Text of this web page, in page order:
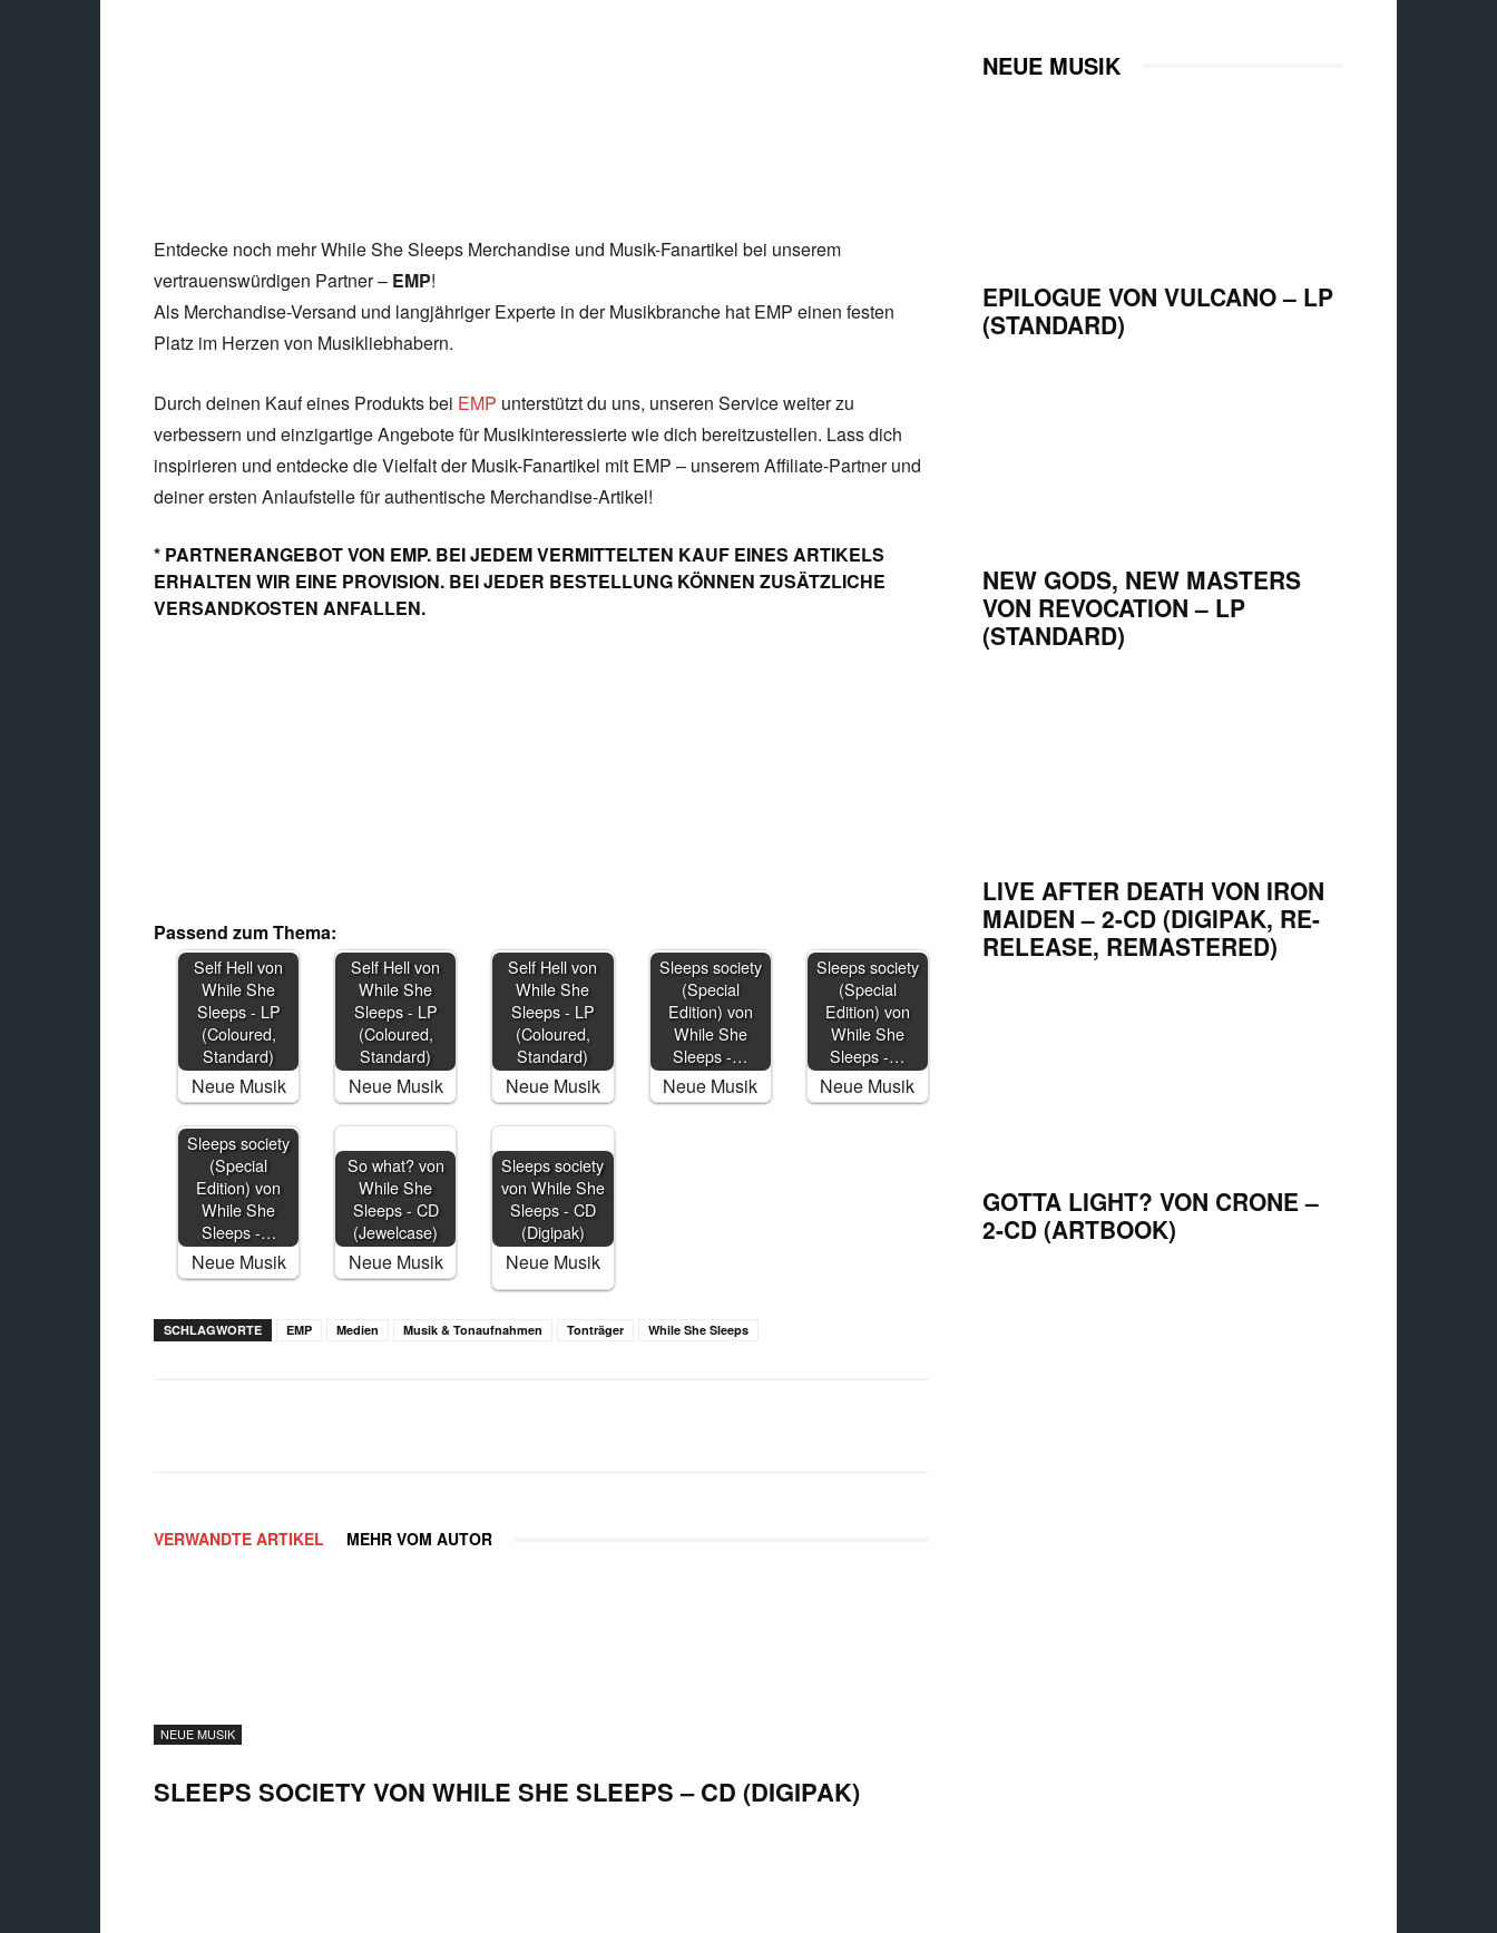
Entdecke noch mehr While She Sleeps Merchandise und Musik-Fanartikel bei unserem
vertrauenswürdigen Partner – EMP!
Als Merchandise-Versand und langjähriger Experte in der Musikbranche hat EMP einen festen
Platz im Herzen von Musikliebhabern.
Durch deinen Kauf eines Produkts bei EMP unterstützt du uns, unseren Service weiter zu
verbessern und einzigartige Angebote für Musikinteressierte wie dich bereitzustellen. Lass dich
inspirieren und entdecke die Vielfalt der Musik-Fanartikel mit EMP – unserem Affiliate-Partner und
deiner ersten Anlaufstelle für authentische Merchandise-Artikel!
* PARTNERANGEBOT VON EMP. BEI JEDEM VERMITTELTEN KAUF EINES ARTIKELS
ERHALTEN WIR EINE PROVISION. BEI JEDER BESTELLUNG KÖNNEN ZUSÄTZLICHE
VERSANDKOSTEN ANFALLEN.
Passend zum Thema:
Self Hell von
While She
Sleeps - LP
(Coloured,
Standard)
Neue Musik
Self Hell von
While She
Sleeps - LP
(Coloured,
Standard)
Neue Musik
Self Hell von
While She
Sleeps - LP
(Coloured,
Standard)
Neue Musik
Sleeps society
(Special
Edition) von
While She
Sleeps -…
Neue Musik
Sleeps society
(Special
Edition) von
While She
Sleeps -…
Neue Musik
Sleeps society
(Special
Edition) von
While She
Sleeps -…
Neue Musik
So what? von
While She
Sleeps - CD
(Jewelcase)
Neue Musik
Sleeps society
von While She
Sleeps - CD
(Digipak)
Neue Musik
SCHLAGWORTE EMP Medien Musik & Tonaufnahmen Tonträger While She Sleeps
VERWANDTE ARTIKEL MEHR VOM AUTOR
NEUE MUSIK
SLEEPS SOCIETY VON WHILE SHE SLEEPS – CD (DIGIPAK)
NEUE MUSIK
EPILOGUE VON VULCANO – LP
(STANDARD)
NEW GODS, NEW MASTERS
VON REVOCATION – LP
(STANDARD)
LIVE AFTER DEATH VON IRON
MAIDEN – 2-CD (DIGIPAK, RE-
RELEASE, REMASTERED)
GOTTA LIGHT? VON CRONE –
2-CD (ARTBOOK)